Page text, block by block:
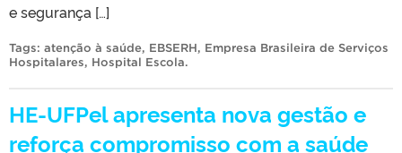
e segurança […]
Tags: atenção à saúde, EBSERH, Empresa Brasileira de Serviços
Hospitalares, Hospital Escola.
HE-UFPel apresenta nova gestão e
reforça compromisso com a saúde